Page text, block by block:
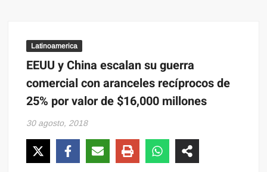
Latinoamerica
EEUU y China escalan su guerra
comercial con aranceles recíprocos de
25% por valor de $16,000 millones
30 agosto, 2018